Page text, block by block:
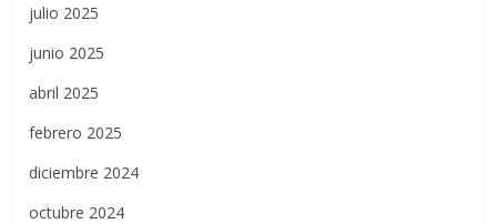
julio 2025
junio 2025
abril 2025
febrero 2025
diciembre 2024
octubre 2024